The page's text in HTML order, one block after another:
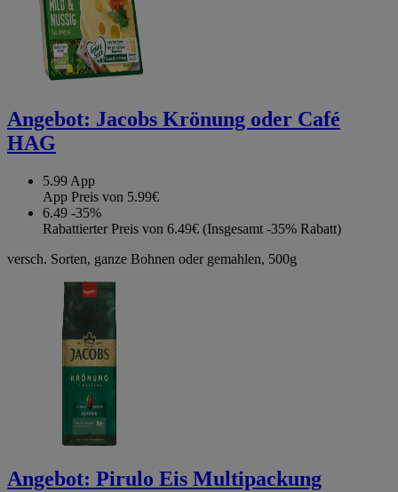
Angebot: Jacobs Krönung oder Café
HAG
5.99 App
App Preis von 5.99€
6.49 -35%
Rabattierter Preis von 6.49€ (Insgesamt -35% Rabatt)
versch. Sorten, ganze Bohnen oder gemahlen, 500g
Angebot: Pirulo Eis Multipackung